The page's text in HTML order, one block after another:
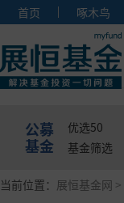
首页 啄木鸟
公募
基金
优选50
基金筛选
当前位置： 展恒基金网 >